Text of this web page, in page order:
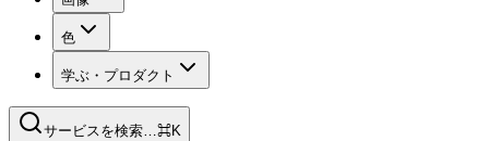
色
学ぶ・プロダクト
サービスを検索…⌘K